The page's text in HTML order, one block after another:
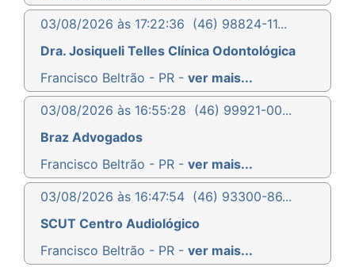
03/08/2026 às 17:22:36 (46) 98824-11...
Dra. Josiqueli Telles Clínica Odontológica
Francisco Beltrão - PR - ver mais...
03/08/2026 às 16:55:28 (46) 99921-00...
Braz Advogados
Francisco Beltrão - PR - ver mais...
03/08/2026 às 16:47:54 (46) 93300-86...
SCUT Centro Audiológico
Francisco Beltrão - PR - ver mais...